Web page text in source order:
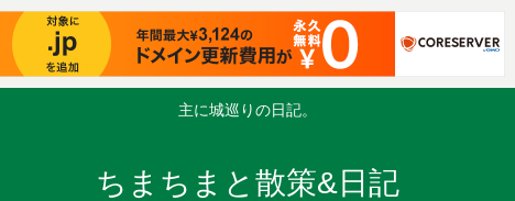
主に城巡りの日記。
ちまちまと散策&日記